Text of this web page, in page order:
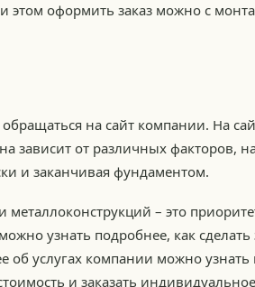
этом оформить заказ можно с
на сайт компании. На
зависит от различных факторов,
и заканчивая фундаментом.
металлоконструкций – это
можно узнать подробнее, как сделать
об услугах компании можно
и заказать